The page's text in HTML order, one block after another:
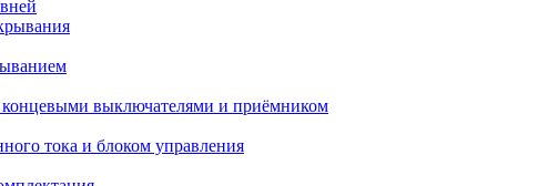
выключателями и приёмником
тока и блоком управления